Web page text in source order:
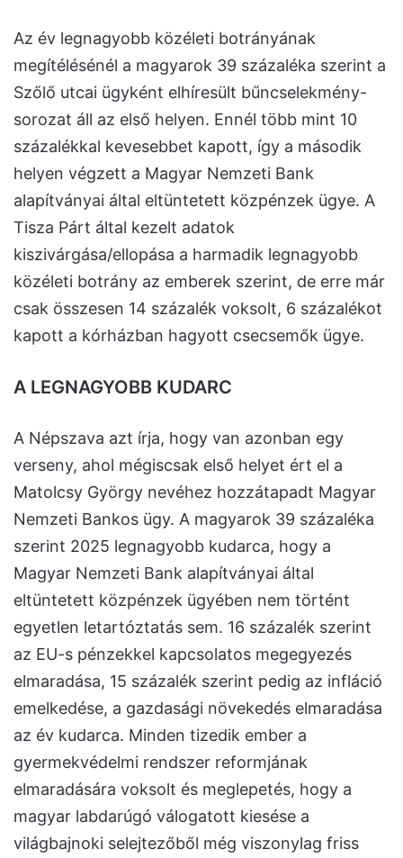
Az év legnagyobb közéleti botrányának
megítélésénél a magyarok 39 százaléka szerint a
Szőlő utcai ügyként elhíresült bűncselekmény-
sorozat áll az első helyen. Ennél több mint 10
százalékkal kevesebbet kapott, így a második
helyen végzett a Magyar Nemzeti Bank
alapítványai által eltüntetett közpénzek ügye. A
Tisza Párt által kezelt adatok
kiszivárgása/ellopása a harmadik legnagyobb
közéleti botrány az emberek szerint, de erre már
csak összesen 14 százalék voksolt, 6 százalékot
kapott a kórházban hagyott csecsemők ügye.
A LEGNAGYOBB KUDARC
A Népszava azt írja, hogy van azonban egy
verseny, ahol mégiscsak első helyet ért el a
Matolcsy György nevéhez hozzátapadt Magyar
Nemzeti Bankos ügy. A magyarok 39 százaléka
szerint 2025 legnagyobb kudarca, hogy a
Magyar Nemzeti Bank alapítványai által
eltüntetett közpénzek ügyében nem történt
egyetlen letartóztatás sem. 16 százalék szerint
az EU-s pénzekkel kapcsolatos megegyezés
elmaradása, 15 százalék szerint pedig az infláció
emelkedése, a gazdasági növekedés elmaradása
az év kudarca. Minden tizedik ember a
gyermekvédelmi rendszer reformjának
elmaradására voksolt és meglepetés, hogy a
magyar labdarúgó válogatott kiesése a
világbajnoki selejtezőből még viszonylag friss